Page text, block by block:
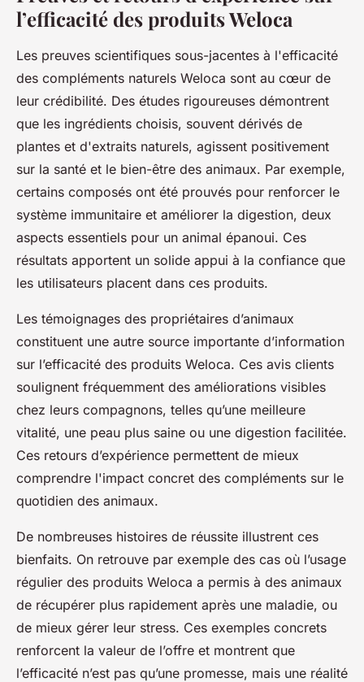
l’efficacité des produits Weloca
Les preuves scientifiques sous-jacentes à l'efficacité
des compléments naturels Weloca sont au cœur de
leur crédibilité. Des études rigoureuses démontrent
que les ingrédients choisis, souvent dérivés de
plantes et d'extraits naturels, agissent positivement
sur la santé et le bien-être des animaux. Par exemple,
certains composés ont été prouvés pour renforcer le
système immunitaire et améliorer la digestion, deux
aspects essentiels pour un animal épanoui. Ces
résultats apportent un solide appui à la confiance que
les utilisateurs placent dans ces produits.
Les témoignages des propriétaires d’animaux
constituent une autre source importante d’information
sur l’efficacité des produits Weloca. Ces avis clients
soulignent fréquemment des améliorations visibles
chez leurs compagnons, telles qu’une meilleure
vitalité, une peau plus saine ou une digestion facilitée.
Ces retours d’expérience permettent de mieux
comprendre l'impact concret des compléments sur le
quotidien des animaux.
De nombreuses histoires de réussite illustrent ces
bienfaits. On retrouve par exemple des cas où l’usage
régulier des produits Weloca a permis à des animaux
de récupérer plus rapidement après une maladie, ou
de mieux gérer leur stress. Ces exemples concrets
renforcent la valeur de l’offre et montrent que
l’efficacité n’est pas qu’une promesse, mais une réalité